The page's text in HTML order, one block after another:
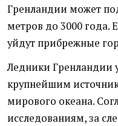
Гренландии может
метров до 3000 года.
уйдут прибрежные
Ледники Гренландии
крупнейшим
мирового океана.
исследованиям, за